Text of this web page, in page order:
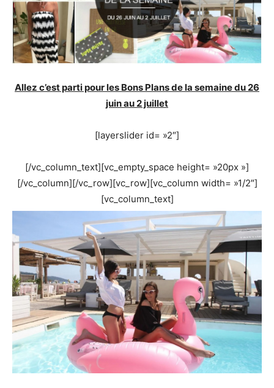
Allez c’est parti pour les Bons Plans de la semaine du 26
juin au 2 juillet
[layerslider id= »2″]
[/vc_column_text][vc_empty_space height= »20px »]
[/vc_column][/vc_row][vc_row][vc_column width= »1/2″]
[vc_column_text]